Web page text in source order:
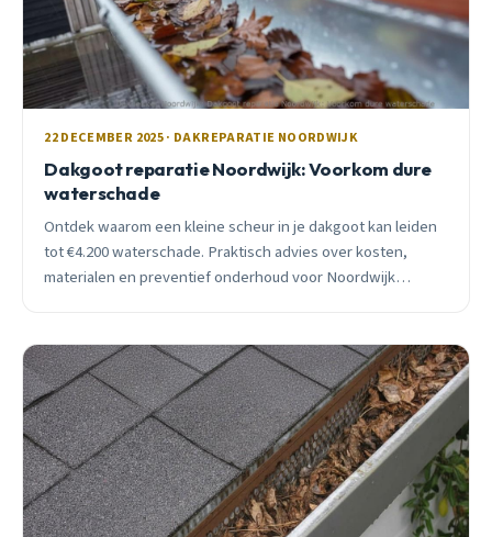
22 DECEMBER 2025 · DAKREPARATIE NOORDWIJK
Dakgoot reparatie Noordwijk: Voorkom dure
waterschade
Ontdek waarom een kleine scheur in je dakgoot kan leiden
tot €4.200 waterschade. Praktisch advies over kosten,
materialen en preventief onderhoud voor Noordwijk